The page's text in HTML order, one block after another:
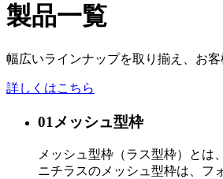
製品一覧
幅広いラインナップを取り揃え、お
詳しくはこちら
01 メッシュ型枠
メッシュ型枠（ラス型枠）とは
ニチラスのメッシュ型枠は、フ